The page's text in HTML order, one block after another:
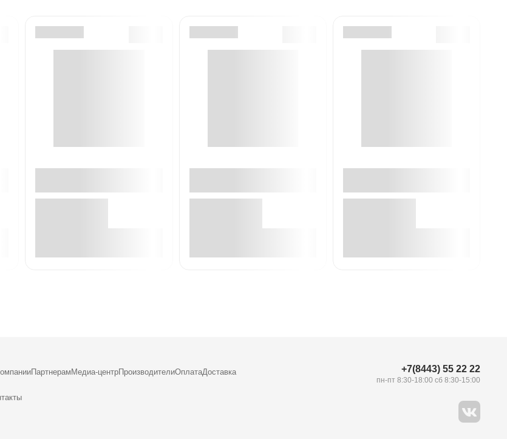
Партнерам Медиа-центрПроизводителиОплатаДоставка +7(8443) 55 22 22
пн-пт 8:30-18:00 сб 8:30-15:00